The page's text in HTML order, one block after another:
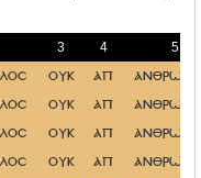
3 4 5
ουκ απ
ουκ απ
ουκ απ
ουκ απ